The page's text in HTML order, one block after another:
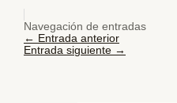
Navegación de entradas
← Entrada anterior
Entrada siguiente →